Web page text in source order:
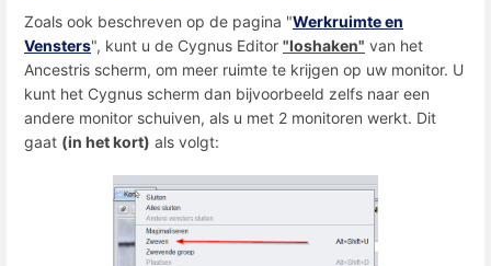
Zoals ook beschreven op de pagina "Werkruimte en
Vensters", kunt u de Cygnus Editor "loshaken" van het
Ancestris scherm, om meer ruimte te krijgen op uw monitor. U
kunt het Cygnus scherm dan bijvoorbeeld zelfs naar een
andere monitor schuiven, als u met 2 monitoren werkt. Dit
gaat (in het kort) als volgt: